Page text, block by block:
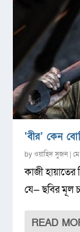
‘বীর’ কেন
byওয়াহিদ সুজন|
কাজী হায়াতের
যে— ছবির মূল
READ